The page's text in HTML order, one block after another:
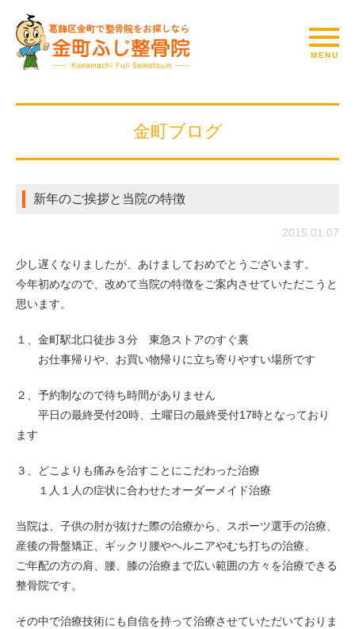
金町ブログ
新年のご挨拶と当院の特徴
2015.01.07
少し遅くなりましたが、あけましておめでとうございます。
今年初めなので、改めて当院の特徴をご案内させていただこうと
思います。
１、金町駅北口徒歩３分 東急ストアのすぐ裏
お仕事帰りや、お買い物帰りに立ち寄りやすい場所です
２、予約制なので待ち時間がありません
平日の最終受付20時、土曜日の最終受付17時となっており
ます
３、どこよりも痛みを治すことにこだわった治療
１人１人の症状に合わせたオーダーメイド治療
当院は、子供の肘が抜けた際の治療から、スポーツ選手の治療、
産後の骨盤矯正、ギックリ腰やヘルニアやむち打ちの治療、
ご年配の方の肩、腰、膝の治療まで広い範囲の方々を治療できる
整骨院です。
その中で治療技術にも自信を持って治療させていただいておりま